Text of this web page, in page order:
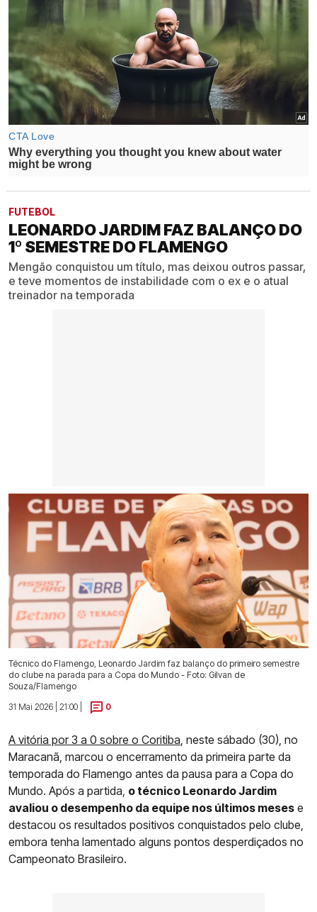
FUTEBOL
LEONARDO JARDIM FAZ BALANÇO DO
1º SEMESTRE DO FLAMENGO
Mengão conquistou um título, mas deixou outros passar,
e teve momentos de instabilidade com o ex e o atual
treinador na temporada
Técnico do Flamengo, Leonardo Jardim faz balanço do primeiro semestre
do clube na parada para a Copa do Mundo - Foto: Gilvan de
Souza/Flamengo
31 Mai 2026 | 21:00 |
0
A vitória por 3 a 0 sobre o Coritiba , neste sábado (30), no
Maracanã, marcou o encerramento da primeira parte da
temporada do Flamengo antes da pausa para a Copa do
Mundo. Após a partida, o técnico Leonardo Jardim
avaliou o desempenho da equipe nos últimos meses e
destacou os resultados positivos conquistados pelo clube,
embora tenha lamentado alguns pontos desperdiçados no
Campeonato Brasileiro.